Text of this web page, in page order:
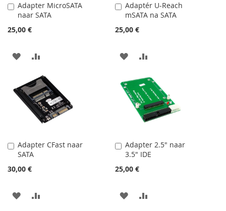
Adapter MicroSATA
naar SATA
25,00 €
Přidat
do
košíku
PŘIDAT
OBLÍBENÝM
K
POROVNÁNÍ
Adaptér U-Reach
mSATA na SATA
25,00 €
Přidat
do
košíku
PŘIDAT
OBLÍBENÝMPOROVNÁNÍ
Adapter CFast naar
SATA
30,00 €
Přidat
do
košíku
PŘIDAT
Adapter 2.5" naar
3.5" IDE
25,00 €
Přidat
do
košíku
PŘIDAT